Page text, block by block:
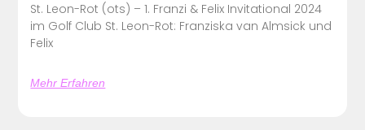
St. Leon-Rot (ots) – 1. Franzi & Felix Invitational 2024
im Golf Club St. Leon-Rot: Franziska van Almsick und
Felix
Mehr Erfahren